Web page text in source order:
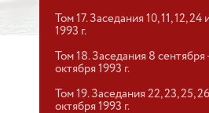
Том 17. Заседания 10, 11, 12, 24
1993 г.
Том 18. Заседания 8 сентября
октября 1993 г.
Том 19. Заседания 22, 23, 25,
октября 1993 г.